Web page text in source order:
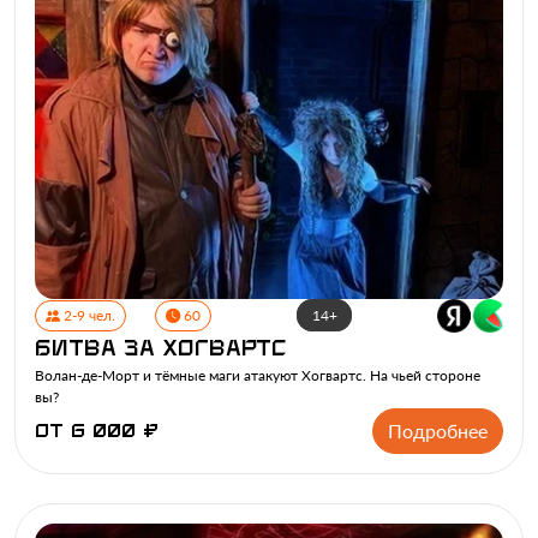
Вс, 9 августа
10:00
6 000 ₽
14:00
6 000 ₽
15:00
6 000 ₽
16:00
6 000 ₽
18:00
6 000 ₽
19:00
6 000 ₽
20:00
6 000 ₽
22:30
6 000 ₽
Пн,10 августа
10:00
17:30 18:45
20:00 21:15 22:30
2-9 чел. 60 14+
Битва за Хогвартс
Волан-де-Морт и тёмные маги атакуют Хогвартс. На чьей стороне
вы?
от 6 000 ₽ Подробнее